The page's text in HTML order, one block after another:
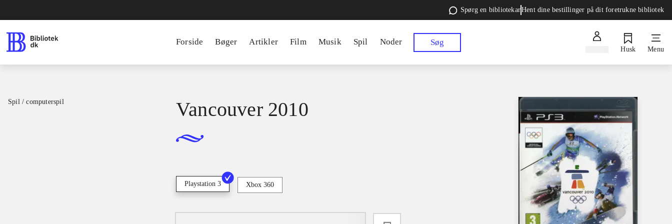
Spørg en bibliotekarHent dine bestillinger på dit foretrukne bibliotek
Forside Bøger Artikler Film Musik Spil Noder Søg
Husk Menu
Spil / computerspil Vancouver 2010
Playstation 3 Xbox 360